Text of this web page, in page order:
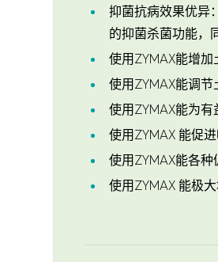
抑菌抗病效果优异
的抑菌杀菌功能，
使用ZYMAX能增
使用ZYMAX能调
使用ZYMAX能为
使用ZYMAX 能促
使用ZYMAX能各
使用ZYMAX 能极